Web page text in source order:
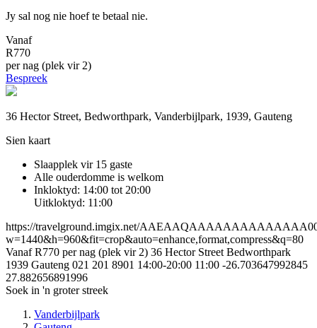
Jy sal nog nie hoef te betaal nie.
Vanaf
R770
per nag (plek vir 2)
Bespreek
36 Hector Street, Bedworthpark, Vanderbijlpark, 1939, Gauteng
Sien kaart
Slaapplek vir 15 gaste
Alle ouderdomme is welkom
Inkloktyd: 14:00 tot 20:00
Uitkloktyd: 11:00
https://travelground.imgix.net/
w=1440&h=960&fit=crop&auto=enhance,format,compress&q=80
Vanaf R770 per nag (plek vir 2) 36 Hector Street Bedworthpark
1939 Gauteng 021 201 8901 14:00-20:00 11:00 -26.703647992845
27.882656891996
Soek in 'n groter streek
Vanderbijlpark